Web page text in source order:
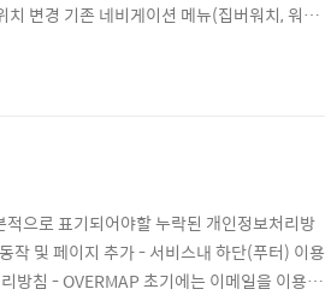
변경 기존 네비게이션 메뉴(집버워치, 워크
습니다. 하지만 웹애플리케이션은 상단 탭
으로 표기되어야할 누락된 개인정보처리방
및 페이지 추가 - 서비스내 하단(푸터) 이용
방침 - OVERMAP 초기에는 이메일을 이용하